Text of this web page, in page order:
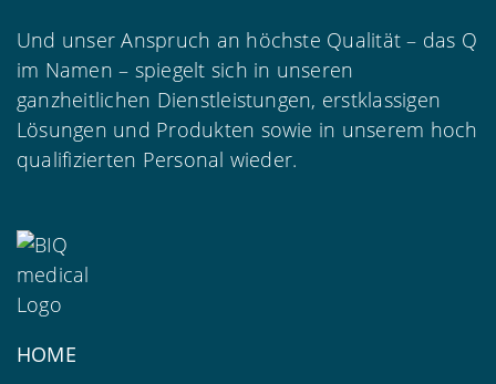
Und unser Anspruch an höchste Qualität – das Q
im Namen – spiegelt sich in unseren
ganzheitlichen Dienstleistungen, erstklassigen
Lösungen und Produkten sowie in unserem hoch
qualifizierten Personal wieder.
HOME